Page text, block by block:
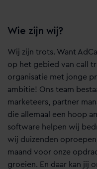
Wie zijn wij?
Wij zijn trots. Want
op het gebied van call
organisatie met jonge
ambitie! Ons team
marketeers, partner
die allemaal een hoop
software helpen wij
wij duizenden
maand voor onze
groeien. En daar kan jij